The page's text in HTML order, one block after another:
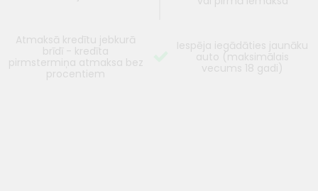
Atmaksā kredītu jebkurā
brīdī - kredīta
pirmstermiņa atmaksa bez
procentiem
Iespēja iegādāties jaunāku
auto (maksimālais
vecums 18 gadi)